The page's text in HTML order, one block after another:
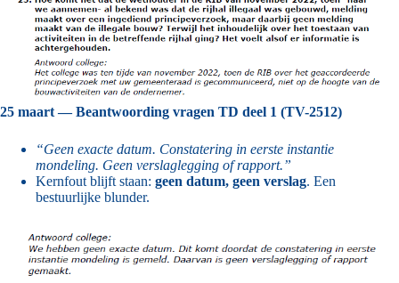
25 maart — Beantwoording vragen TD deel 1 (TV-2512)
“Geen exacte datum. Constatering in eerste instantie
mondeling. Geen verslaglegging of rapport.”
Kernfout blijft staan: geen datum, geen verslag. Een
bestuurlijke blunder.